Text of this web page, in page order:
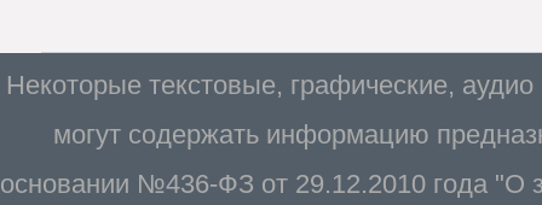
Некоторые текстовые, графические,
могут содержать информацию
основании №436-ФЗ от 29.12.2010 года "О